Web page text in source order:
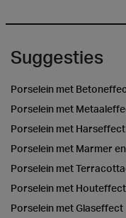
Suggesties
Porselein met
Porselein met
Porselein met Harseffect
Porselein met Marmer
Porselein met
Porselein met Houteffect
Porselein met Glaseffect